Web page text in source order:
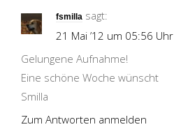
fsmilla sagt:
21 Mai ’12 um 05:56 Uhr
Gelungene Aufnahme!
Eine schöne Woche wünscht
Smilla
Zum Antworten anmelden